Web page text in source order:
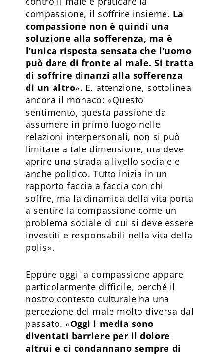
compassione, il soffrire insieme. La
compassione non è quindi una
soluzione alla sofferenza, ma è
l’unica risposta sensata che l’uomo
può dare di fronte al male. Si tratta
di soffrire dinanzi alla sofferenza
di un altro». E, attenzione, sottolinea
ancora il monaco: «Questo
sentimento, questa passione da
assumere in primo luogo nelle
relazioni interpersonali, non si può
limitare a tale dimensione, ma deve
aprire una strada a livello sociale e
anche politico. Tutto inizia in un
rapporto faccia a faccia con chi
soffre, ma la dinamica della vita porta
a sentire la compassione come un
problema sociale di cui si deve essere
investiti e responsabili nella vita della
polis».
Eppure oggi la compassione appare
particolarmente difficile, perché il
nostro contesto culturale ha una
percezione del male molto diversa dal
passato. «Oggi i media sono
diventati barriere per il dolore
altrui e ci condannano sempre di